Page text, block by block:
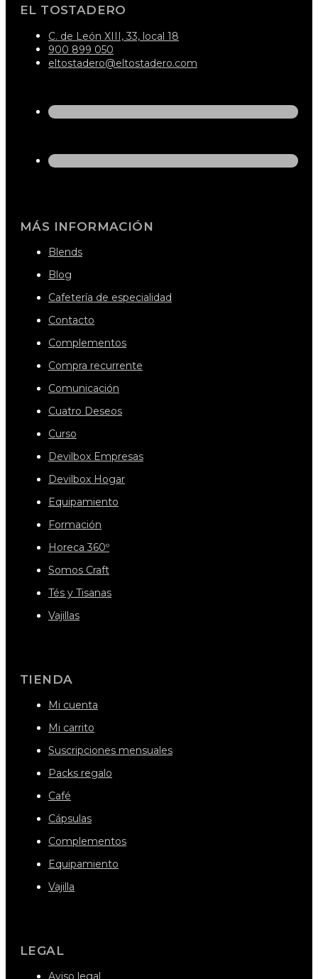
EL TOSTADERO
C. de León XIII, 33, local 18
900 899 050
eltostadero@eltostadero.com
MÁS INFORMACIÓN
Blends
Blog
Cafetería de especialidad
Contacto
Complementos
Compra recurrente
Comunicación
Cuatro Deseos
Curso
Devilbox Empresas
Devilbox Hogar
Equipamiento
Formación
Horeca 360º
Somos Craft
Tés y Tisanas
Vajillas
TIENDA
Mi cuenta
Mi carrito
Suscripciones mensuales
Packs regalo
Café
Cápsulas
Complementos
Equipamiento
Vajilla
LEGAL
Aviso legal